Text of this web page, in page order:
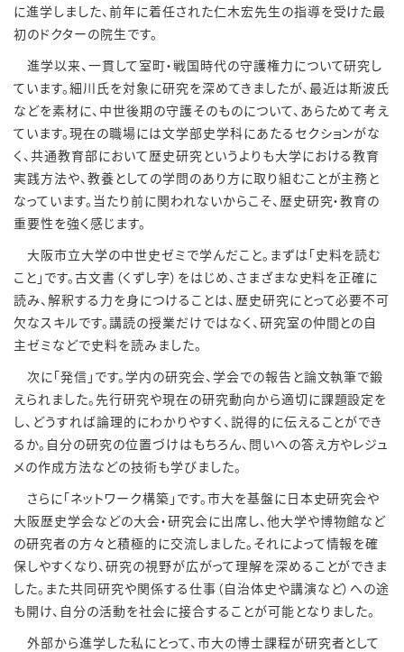
に進学しました、前年に着任された仁木宏先生の指導を受けた最
初のドクターの院生です。
進学以来、一貫して室町・戦国時代の守護権力について研究し
ています。細川氏を対象に研究を深めてきましたが、最近は斯波氏
などを素材に、中世後期の守護そのものについて、あらためて考え
ています。現在の職場には文学部史学科にあたるセクションがな
く、共通教育部において歴史研究というよりも大学における教育
実践方法や、教養としての学問のあり方に取り組むことが主務と
なっています。当たり前に関われないからこそ、歴史研究・教育の
重要性を強く感じます。
大阪市立大学の中世史ゼミで学んだこと。まずは「史料を読む
こと」です。古文書（くずし字）をはじめ、さまざまな史料を正確に
読み、解釈する力を身につけることは、歴史研究にとって必要不可
欠なスキルです。講読の授業だけではなく、研究室の仲間との自
主ゼミなどで史料を読みました。
次に「発信」です。学内の研究会、学会での報告と論文執筆で鍛
えられました。先行研究や現在の研究動向から適切に課題設定を
し、どうすれば論理的にわかりやすく、説得的に伝えることができ
るか。自分の研究の位置づけはもちろん、問いへの答え方やレジュ
メの作成方法などの技術も学びました。
さらに「ネットワーク構築」です。市大を基盤に日本史研究会や
大阪歴史学会などの大会・研究会に出席し、他大学や博物館など
の研究者の方々と積極的に交流しました。それによって情報を確
保しやすくなり、研究の視野が広がって理解を深めることができま
した。また共同研究や関係する仕事（自治体史や講演など）への途
も開け、自分の活動を社会に接合することが可能となりました。
外部から進学した私にとって、市大の博士課程が研究者として